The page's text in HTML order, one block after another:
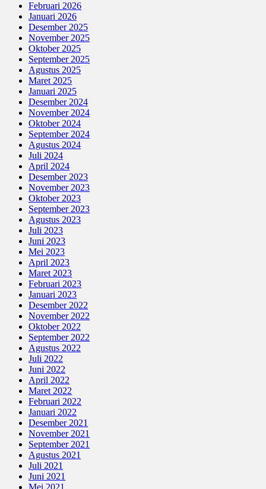
Februari 2026
Januari 2026
Desember 2025
November 2025
Oktober 2025
September 2025
Agustus 2025
Maret 2025
Januari 2025
Desember 2024
November 2024
Oktober 2024
September 2024
Agustus 2024
Juli 2024
April 2024
Desember 2023
November 2023
Oktober 2023
September 2023
Agustus 2023
Juli 2023
Juni 2023
Mei 2023
April 2023
Maret 2023
Februari 2023
Januari 2023
Desember 2022
November 2022
Oktober 2022
September 2022
Agustus 2022
Juli 2022
Juni 2022
April 2022
Maret 2022
Februari 2022
Januari 2022
Desember 2021
November 2021
September 2021
Agustus 2021
Juli 2021
Juni 2021